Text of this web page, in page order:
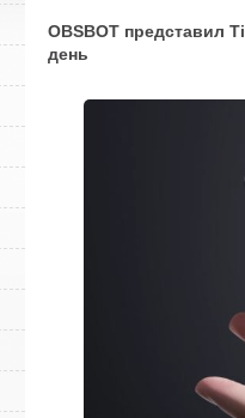
OBSBOT представил
день